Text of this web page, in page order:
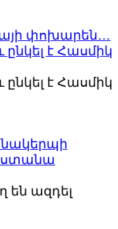
փոխարեն…
է Հասմիկ
է Հասմիկ
են ազդել